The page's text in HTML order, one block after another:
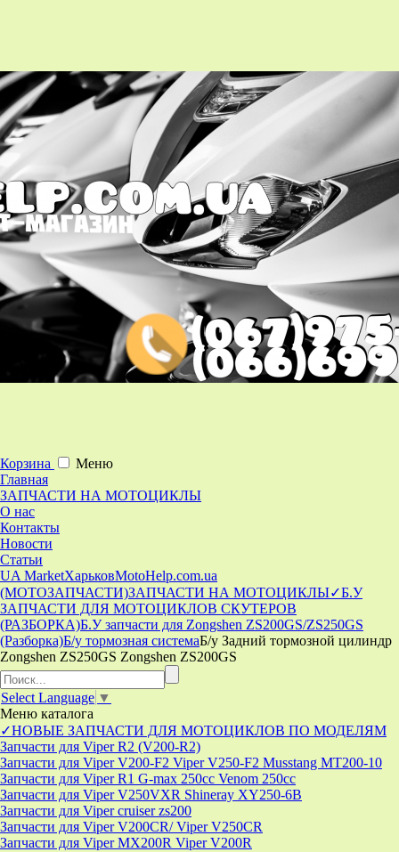
Корзина
Меню
Главная
ЗАПЧАСТИ НА МОТОЦИКЛЫ
О нас
Контакты
Новости
Статьи
UA MarketХарьковMotoHelp.com.ua
(МОТОЗАПЧАСТИ)ЗАПЧАСТИ НА МОТОЦИКЛЫ✓Б.У
ЗАПЧАСТИ ДЛЯ МОТОЦИКЛОВ СКУТЕРОВ
(РАЗБОРКА)Б.У запчасти для Zongshen ZS200GS/ZS250GS
(Разборка)Б/у тормозная системаБ/у Задний тормозной цилиндр
Zongshen ZS250GS Zongshen ZS200GS
Select Language ▼
Меню каталога
✓НОВЫЕ ЗАПЧАСТИ ДЛЯ МОТОЦИКЛОВ ПО МОДЕЛЯМ
Запчасти для Viper R2 (V200-R2)
Запчасти для Viper V200-F2 Viper V250-F2 Musstang MT200-10
Запчасти для Viper R1 G-max 250cc Venom 250cc
Запчасти для Viper V250VXR Shineray XY250-6B
Запчасти для Viper cruiser zs200
Запчасти для Viper V200CR/ Viper V250CR
Запчасти для Viper MX200R Viper V200R